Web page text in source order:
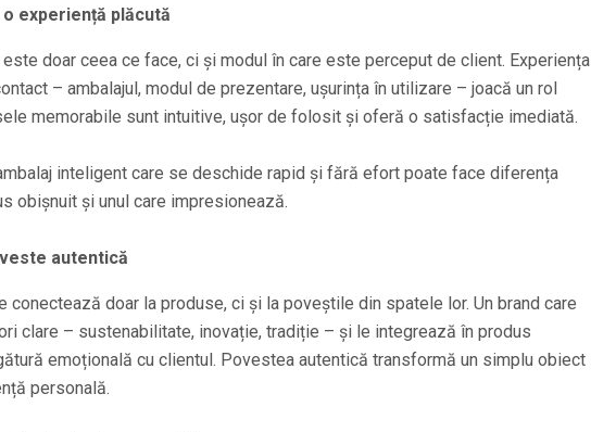
experiență plăcută
este doar ceea ce face, ci și modul în care este perceput de client. Experiența
– ambalajul, modul de prezentare, ușurința în utilizare – joacă un rol
memorabile sunt intuitive, ușor de folosit și oferă o satisfacție imediată.
inteligent care se deschide rapid și fără efort poate face diferența
obișnuit și unul care impresionează.
autentică
conectează doar la produse, ci și la poveștile din spatele lor. Un brand care
clare – sustenabilitate, inovație, tradiție – și le integrează în produs
emoțională cu clientul. Povestea autentică transformă un simplu obiect
personală.